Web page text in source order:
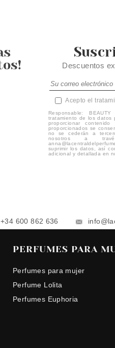
Descuentos
Acepto el
Responsable:
tratamiento de los datos
proporcionar
proporcionados se
no se cederán a
nosotros a través
suprimir los datos, así
adicional y detallada en
+34 600 862 636
PERFUMES PARA
Perfumes para mujer
Perfume Lolita
Perfumes Euphoria